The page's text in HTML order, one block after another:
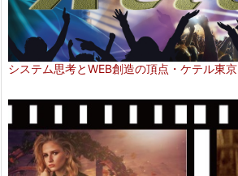
システム思考とWEB創造の頂点・ケテル東京